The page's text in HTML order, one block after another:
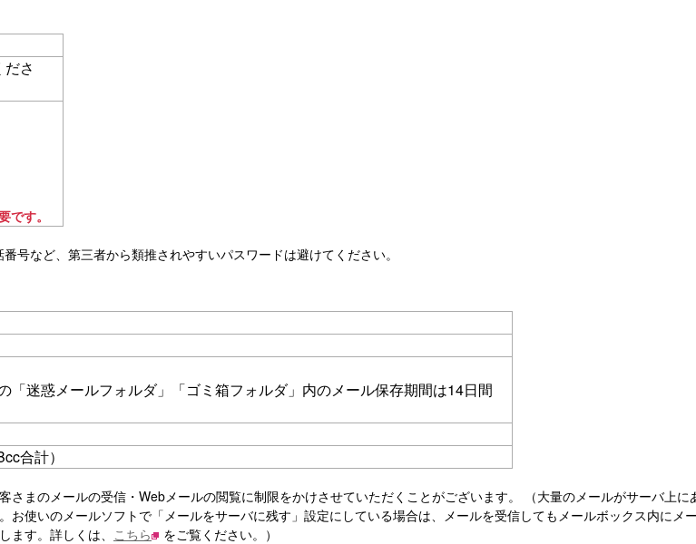
さ
す。
号など、第三者から類推されやすいパスワードは避けてください。
「迷惑メールフォルダ」「ゴミ箱フォルダ」内のメール保存期間は14日間
合計）
まのメールの受信・Webメールの閲覧に制限をかけさせていただくことがございます。 （大量のメールがサーバ上に
使いのメールソフトで「メールをサーバに残す」設定にしている場合は、メールを受信してもメールボックス内にメ
す。詳しくは、 こちら
をご覧ください。）